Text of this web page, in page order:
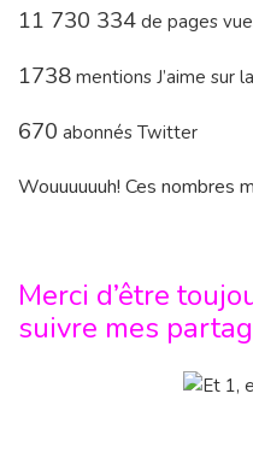
11 730 334 de pages
1738 mentions J’aime sur
670 abonnés Twitter
Wouuuuuuh! Ces nombres
Merci d’être
suivre mes